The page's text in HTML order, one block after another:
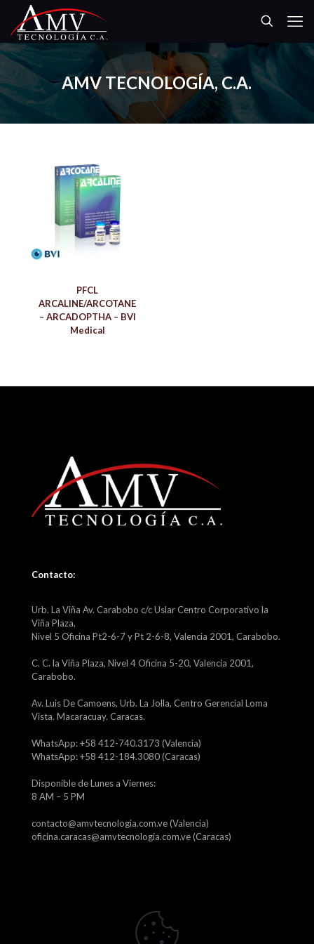
AMV TECNOLOGÍA, C.A.
PFCL
ARCALINE/ARCOTANE
– ARCADOPTHA – BVI
Medical
Contacto:
Urb. La Viña Av. Carabobo c/c Uslar Centro Corporativo la
Viña Plaza,
Nivel 5 Oficina Pt2-6-7 y Pt 2-6-8, Valencia 2001, Carabobo.
C. C. la Viña Plaza, Nivel 4 Oficina 5-20, Valencia 2001,
Carabobo.
Av. Luis De Camoens, Urb. La Jolla, Centro Gerencial Loma
Vista. Macaracuay. Caracas.
WhatsApp: +58 412-740.3173 (Valencia)
WhatsApp: +58 412-184.3080 (Caracas)
Disponible de Lunes a Viernes:
8 AM – 5 PM
contacto@amvtecnologia.com.ve (Valencia)
oficina.caracas@amvtecnologia.com.ve (Caracas)